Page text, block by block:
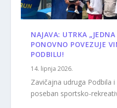
NAJAVA: UTRKA
PONOVNO POVEZUJE
PODBILU!
14. lipnja 2026.
Zavičajna udruga Podbila
poseban sportsko-